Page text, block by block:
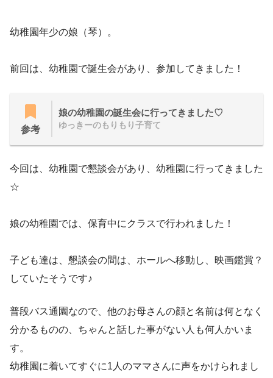
幼稚園年少の娘（琴）。
前回は、幼稚園で誕生会があり、参加してきました！
参考
娘の幼稚園の誕生会に行ってきました♡
ゆっきーのもりもり子育て
今回は、幼稚園で懇談会があり、幼稚園に行ってきました
☆
娘の幼稚園では、保育中にクラスで行われました！
子ども達は、懇談会の間は、ホールへ移動し、映画鑑賞？
していたそうです♪
普段バス通園なので、他のお母さんの顔と名前は何となく
分かるものの、ちゃんと話した事がない人も何人かいま
す。
幼稚園に着いてすぐに1人のママさんに声をかけられまし